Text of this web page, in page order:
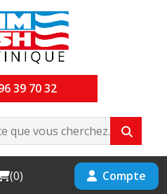
39 70 32
(0) Compte